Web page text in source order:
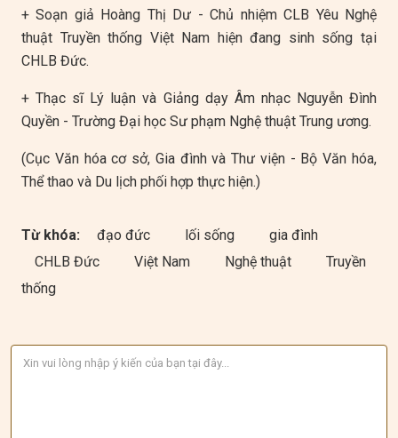
+ Soạn giả Hoàng Thị Dư - Chủ nhiệm CLB Yêu Nghệ
thuật Truyền thống Việt Nam hiện đang sinh sống tại
CHLB Đức.
+ Thạc sĩ Lý luận và Giảng dạy Âm nhạc Nguyễn Đình
Quyền - Trường Đại học Sư phạm Nghệ thuật Trung ương.
(Cục Văn hóa cơ sở, Gia đình và Thư viện - Bộ Văn hóa,
Thể thao và Du lịch phối hợp thực hiện.)
Từ khóa: đạo đức lối sống
gia đình
CHLB Đức
Việt Nam Nghệ thuật
Truyền
thống